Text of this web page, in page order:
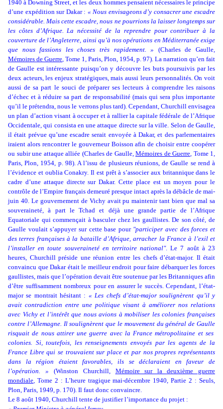
1940 à Downing Street, et les deux hommes pensaient nécessaires le principe
d’une expédition sur Dakar : « Nous envisageons d’y consacrer une escadre
considérable. Mais cette escadre, nous ne pourrions la laisser longtemps sur
les côtes d’Afrique. La nécessité de la reprendre pour contribuer à la
couverture de l’Angleterre, ainsi qu’à nos opérations en Méditerranée exige
que nous fassions les choses très rapidement. » (Charles de Gaulle,
Mémoires de Guerre, Tome 1, Paris, Plon, 1954, p. 97). La narration qu’en fait
de Gaulle est intéressante puisqu’on y découvre les buts poursuivis par les
deux acteurs, les enjeux stratégiques, mais aussi leurs personnalités. On voit
aussi de sa part le souci de préparer ses lecteurs à comprendre les raisons
d’échec et à réduire sa part de responsabilité (mais qui sera plus importante
qu’il le prétendra, nous le verrons plus tard). Cependant, Churchill envisagea
un plan d’action visant à occuper et à rallier la capitale fédérale de l’Afrique
Occidentale, qui consista en une attaque directe sur la ville. Selon de Gaulle,
il était prévue qu’une escadre serait envoyée à Dakar, et des parlementaires
iraient alors rencontrer le gouverneur Boisson afin de choisir entre coopérer
ou subir une attaque alliée (Charles de Gaulle, Mémoires de Guerre, Tome 1,
Paris, Plon, 1954, p. 98). A l’issu de plusieurs réunions, de Gaulle se rend à
l’évidence et oublia Conakry. Il est prêt à s’associer aux britannique dans le
cadre d’une attaque directe sur Dakar. Cette place est un moyen pour le
contrôle de l’Empire français demeuré presque intact après la débâcle de mai-
juin 40. Le gouvernement de Vichy avait pu maintenir tant bien que mal sa
souveraineté, à part le Tchad et déjà une grande partie de l’Afrique
Equatoriale qui commençait à basculer chez les gaullistes. De son côté, de
Gaulle voulait s’appuyer sur cette base pour "participer avec des forces et
des terres françaises à la bataille d’Afrique, arracher la France à l’exil et
l’installer en toute souveraineté en territoire national". Le 7 août à 23
heures, Churchill préside une réunion entre les chefs d’état-major. Il était
convaincu que Dakar était le meilleur endroit pour faire débarquer les forces
gaullistes, mais que l’opération devait être soutenue par les Britanniques afin
d’être suffisamment nombreux pour en assurer le succès. Cependant, l’état-
major se montrait hésitant : « Les chefs d’état-major soulignèrent qu’il y
avait contradiction entre une politique visant à améliorer nos relations
avec Vichy et l’intérêt que nous avions à mobiliser les colonies françaises
contre l’Allemagne. Il soulignèrent que le mouvement du général de Gaulle
risquait de nous attirer une guerre avec la France métropolitaine et ses
colonies. Si, toutefois, les renseignements envoyés par les agents de la
France Libre qui se trouvaient sur place et par nos propres représentants
dans la région étaient favorables, ils se déclaraient en faveur de
l’opération. »
(Winston Churchill, Mémoire sur la deuxième guerre
mondiale, Tome 2 : L’heure tragique mai-décembre 1940, Partie 2 : Seuls,
Plon, Paris, 1949, p. 170). Il faut donc convaincre.
Le 8 août 1940, Churchill tente de justifier l’importance du projet :